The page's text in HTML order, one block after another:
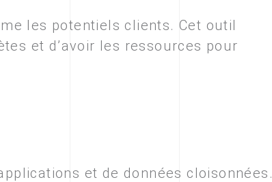
les potentiels clients. Cet outil
et d’avoir les ressources pour
et de données cloisonnées.